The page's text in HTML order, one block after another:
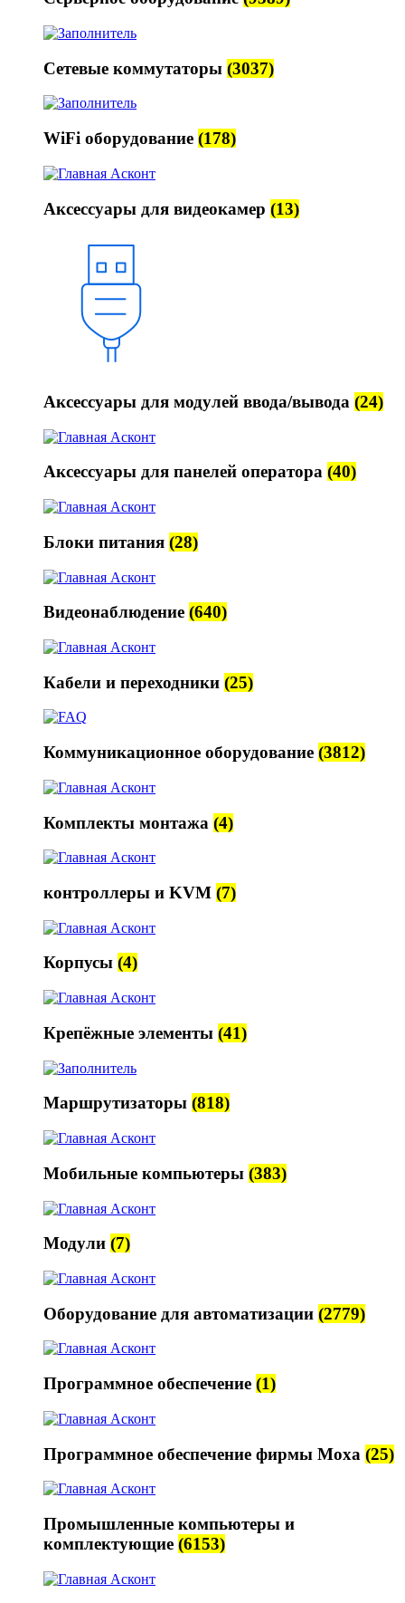
Сетевые коммутаторы (3037)
WiFi оборудование (178)
Аксессуары для видеокамер (13)
Аксессуары для модулей ввода/вывода (24)
Аксессуары для панелей оператора (40)
Блоки питания (28)
Видеонаблюдение (640)
Кабели и переходники (25)
Коммуникационное оборудование (3812)
Комплекты монтажа (4)
контроллеры и KVM (7)
Корпусы (4)
Крепёжные элементы (41)
Маршрутизаторы (818)
Мобильные компьютеры (383)
Модули (7)
Оборудование для автоматизации (2779)
Программное обеспечение (1)
Программное обеспечение фирмы Moxa (25)
Промышленные компьютеры и
комплектующие (6153)